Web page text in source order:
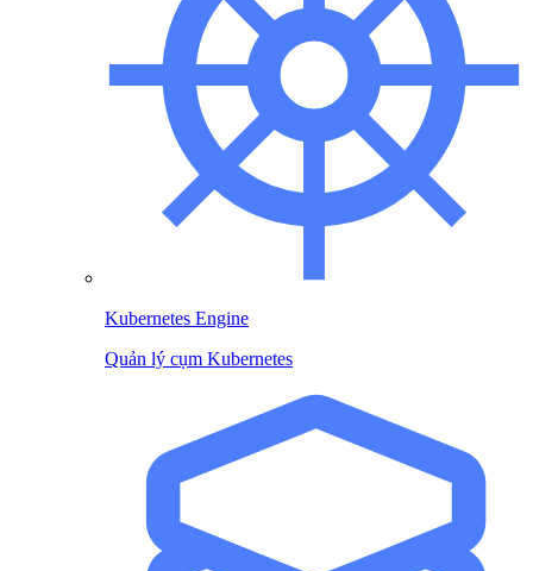
Kubernetes Engine
Quản lý cụm Kubernetes